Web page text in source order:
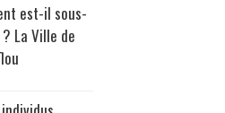
est-il sous-
La Ville de